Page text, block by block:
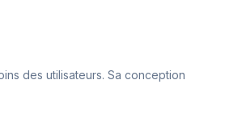
des utilisateurs. Sa conception